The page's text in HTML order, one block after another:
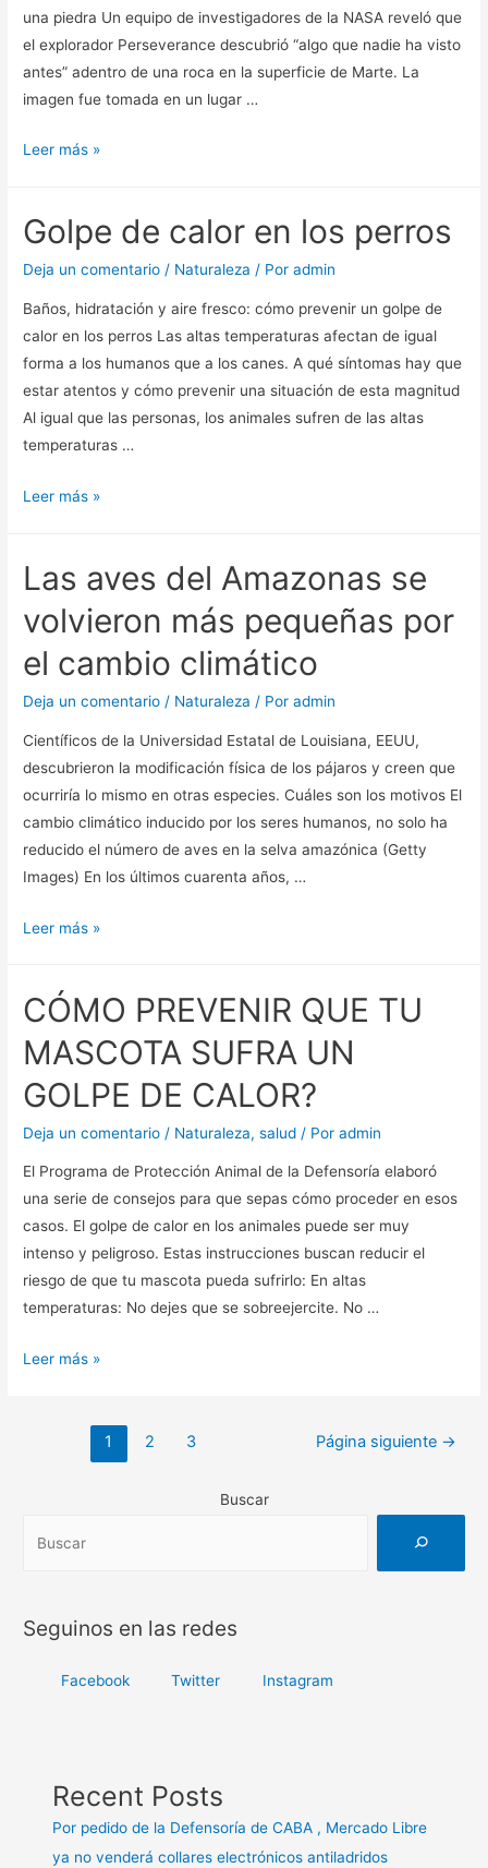
una piedra Un equipo de investigadores de la NASA reveló que
el explorador Perseverance descubrió “algo que nadie ha visto
antes” adentro de una roca en la superficie de Marte. La
imagen fue tomada en un lugar …
El
del
Marte:
“Es
algo
que
nadie
había
antes”
Leer más »
Golpe de calor en los perros
Deja un comentario / Naturaleza / Poradmin
Baños, hidratación y aire fresco: cómo prevenir un golpe de
calor en los perros Las altas temperaturas afectan de igual
forma a los humanos que a los canes. A qué síntomas hay que
estar atentos y cómo prevenir una situación de esta magnitud
Al igual que las personas, los animales sufren de las altas
temperaturas …
Golpe
perros
Leer más »
Las aves del Amazonas se
volvieron más pequeñas por
el cambio climático
Deja un comentario / Naturaleza / Poradmin
Científicos de la Universidad Estatal de Louisiana, EEUU,
descubrieron la modificación física de los pájaros y creen que
ocurriría lo mismo en otras especies. Cuáles son los motivos El
cambio climático inducido por los seres humanos, no solo ha
reducido el número de aves en la selva amazónica (Getty
Images) En los últimos cuarenta años, …
Las
Amazonas
volvieron
más
por
el
cambio
climático
Leer más »
CÓMO PREVENIR QUE TU
MASCOTA SUFRA UN
GOLPE DE CALOR?
Deja un comentario / Naturaleza,salud / Poradmin
El Programa de Protección Animal de la Defensoría elaboró
una serie de consejos para que sepas cómo proceder en esos
casos. El golpe de calor en los animales puede ser muy
intenso y peligroso. Estas instrucciones buscan reducir el
riesgo de que tu mascota pueda sufrirlo: En altas
temperaturas: No dejes que se sobreejercite. No …
CÓMO
MASCOTA
GOLPE
Leer más »
1 2 3 Página siguiente →
Buscar
Seguinos en las redes
Facebook Twitter Instagram
Recent Posts
Por pedido de la Defensoría de CABA , Mercado Libre
ya no venderá collares electrónicos antiladridos